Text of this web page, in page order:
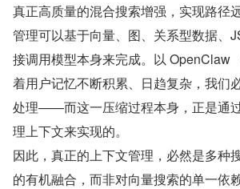
真正高质量的混合搜索增强，实现路径
管理可以基于向量、图、关系型数据、
接调用模型本身来完成。以 OpenClaw
着用户记忆不断积累、日趋复杂，我们
处理——而这一压缩过程本身，正是通
理上下文来实现的。
因此，真正的上下文管理，必然是多种
的有机融合，而非对向量搜索的单一依